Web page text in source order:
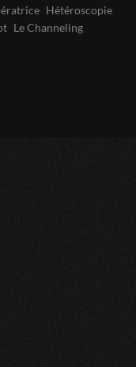
Hétéroscopie
Le Channeling